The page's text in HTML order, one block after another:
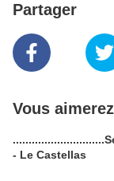
Partager
Vous
- Le Castellas